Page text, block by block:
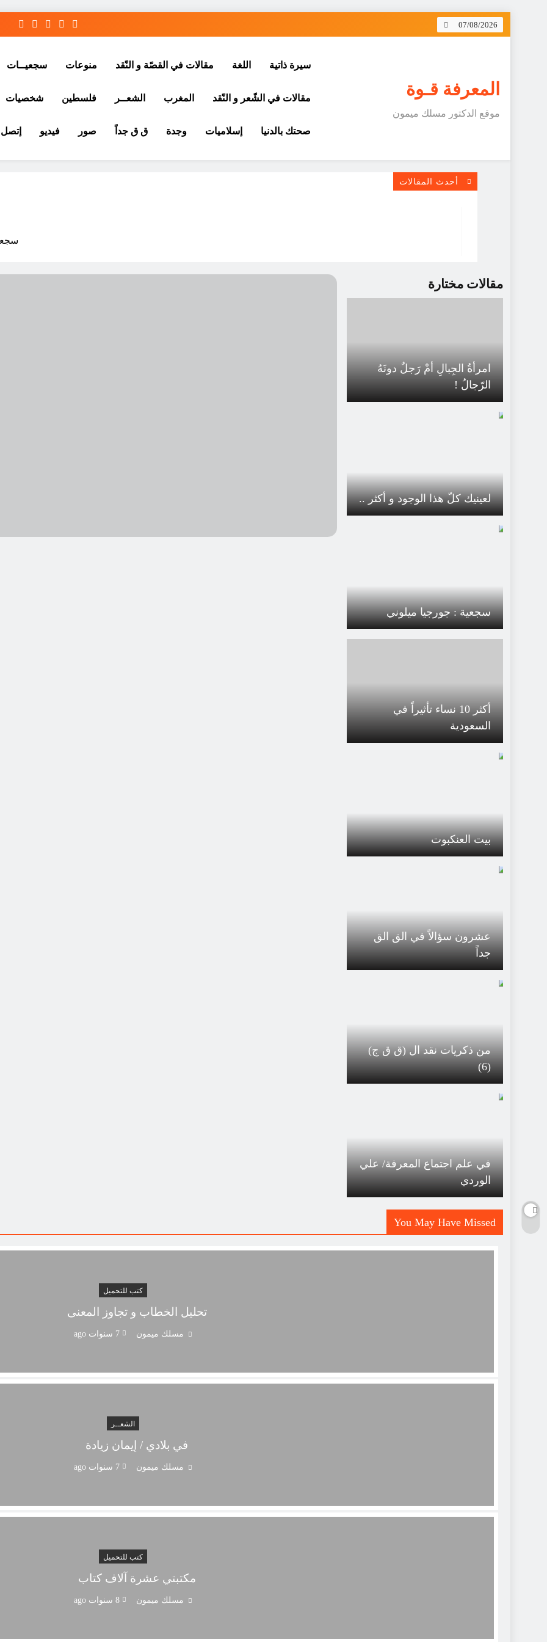
Skip
07/08/2026
المعرفة قـوة
موقع الدكتور مسلك ميمون
سيرة ذاتية اللغة مقالات في القصّة و النّقد منوعات سجعيــات
مقالات في الشّعر و النّقد المغرب الشعــر فلسطين شخصيات
صحتك بالدنيا إسلاميات وجدة ق ق جداً صور فيديو إتصل
أحدث المقالات
تزأر مقالات مختارة
امرأةُ الجِبالِ أمْ رَجلٌ دونَهُ
الرّجالُ !
لعينيك كلّ هذا الوجود و أكثر ..
سجعية : جورجيا ميلوني
أكثر 10 نساء تأثيراً في
السعودية
بيت العنكبوت
عشرون سؤالاً في الق الق
جداً
من ذكريات نقد ال (ق ق ج)
(6)
في علم اجتماع المعرفة/ علي
الوردي
You May Have Missed
كتب للتحميل
تحليل الخطاب و تجاوز المعنى
مسلك ميمون 7 سنوات ago
الشعــر
في بلادي / إيمان زيادة
مسلك ميمون 7 سنوات ago
كتب للتحميل
مكتبتي عشرة آلاف كتاب
مسلك ميمون 8 سنوات ago